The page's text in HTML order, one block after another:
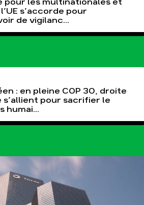
pour les multinationales et
s’accorde pour
de vigilanc...
: en pleine COP 30, droite
pour sacrifier le
humai...